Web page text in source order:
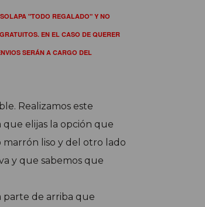
"TODO REGALADO" Y NO
EN EL CASO DE QUERER
SERÁN A CARGO DEL
Realizamos este
elijas la opción que
liso y del otro lado
y que sabemos que
parte de arriba que